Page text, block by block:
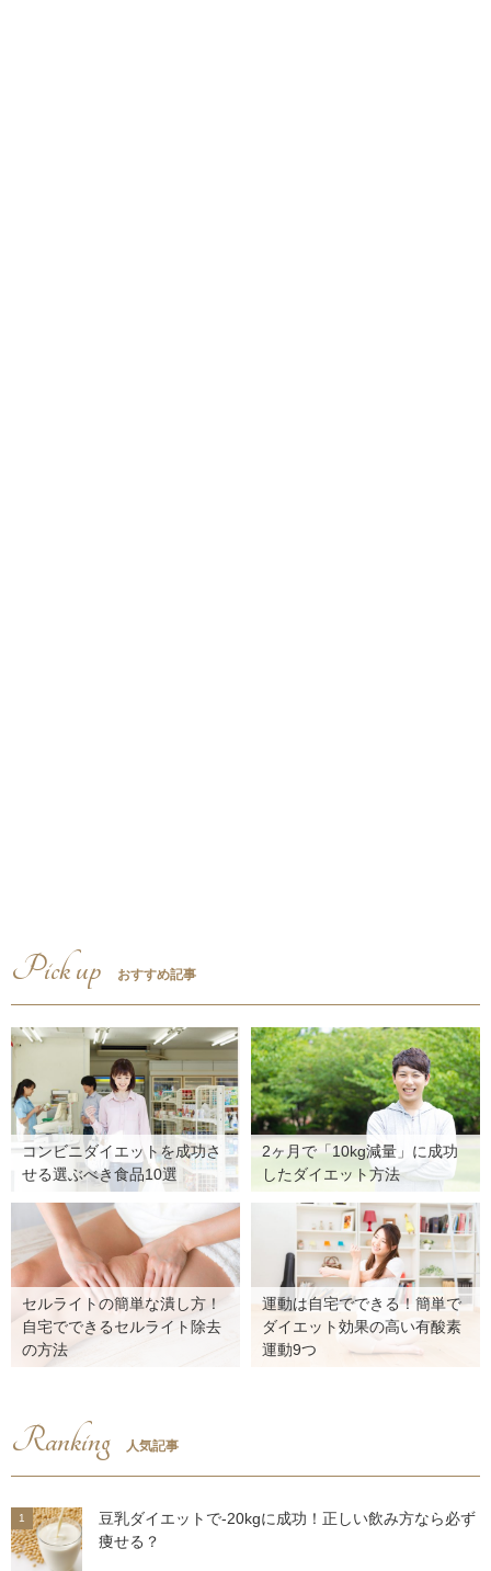
Pick up おすすめ記事
コンビニダイエットを成功さ
せる選ぶべき食品10選
2ヶ月で「10kg減量」に成功
したダイエット方法
セルライトの簡単な潰し方！
自宅でできるセルライト除去
の方法
運動は自宅でできる！簡単で
ダイエット効果の高い有酸素
運動9つ
Ranking 人気記事
豆乳ダイエットで-20kgに成功！正しい飲み方なら必ず
痩せる？